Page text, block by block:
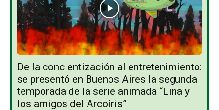
De la concientización al entretenimiento:
se presentó en Buenos Aires la segunda
temporada de la serie animada “Lina y
los amigos del Arcoíris”